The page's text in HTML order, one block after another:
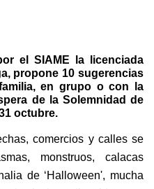
el SIAME la licenciada
propone 10 sugerencias
en grupo o con la
de la Solemnidad de
octubre.
comercios y calles se
monstruos, calacas
de ‘Halloween', mucha